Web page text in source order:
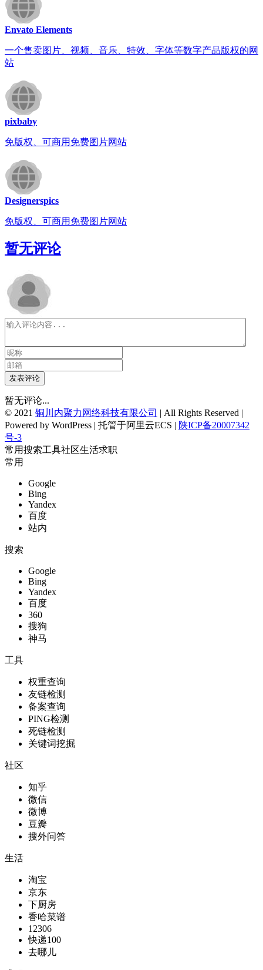
Envato Elements
一个售卖图片、视频、音乐、特效、字体等数字产品版权的网
站
pixbaby
免版权、可商用免费图片网站
Designerspics
免版权、可商用免费图片网站
暂无评论
发表评论
暂无评论...
© 2021 铜川内聚力网络科技有限公司 | All Rights Reserved |
Powered by WordPress | 托管于阿里云ECS | 陕ICP备20007342
号-3
常用搜索工具社区生活求职
常用
Google
Bing
Yandex
百度
站内
搜索
Google
Bing
Yandex
百度
360
搜狗
神马
工具
权重查询
友链检测
备案查询
PING检测
死链检测
关键词挖掘
社区
知乎
微信
微博
豆瓣
搜外问答
生活
淘宝
京东
下厨房
香哈菜谱
12306
快递100
去哪儿